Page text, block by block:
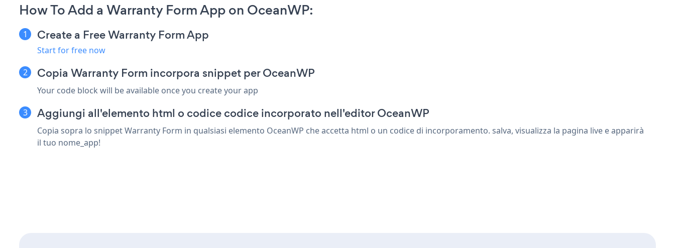
How To Add a Warranty Form App on OceanWP:
Create a Free Warranty Form App
Start for free now
Copia Warranty Form incorpora snippet per OceanWP
Your code block will be available once you create your app
Aggiungi all'elemento html o codice codice incorporato nell'editor OceanWP
Copia sopra lo snippet Warranty Form in qualsiasi elemento OceanWP che accetta html o un codice di incorporamento. salva, visualizza la pagina live e apparirà
il tuo nome_app!